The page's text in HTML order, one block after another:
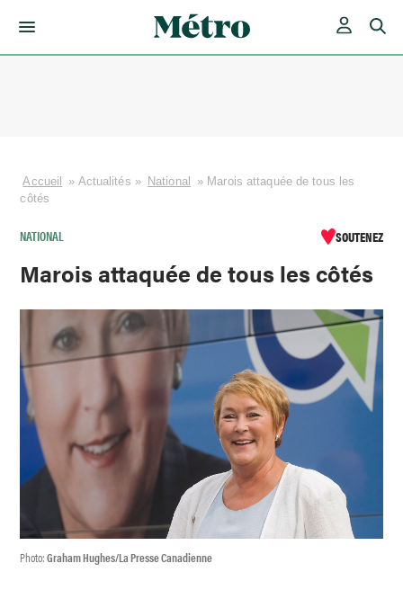
Accueil » Actualités » National » Marois attaquée de tous les
côtés
NATIONAL SOUTENEZ
Marois attaquée de tous les côtés
Photo:Graham Hughes/La Presse Canadienne